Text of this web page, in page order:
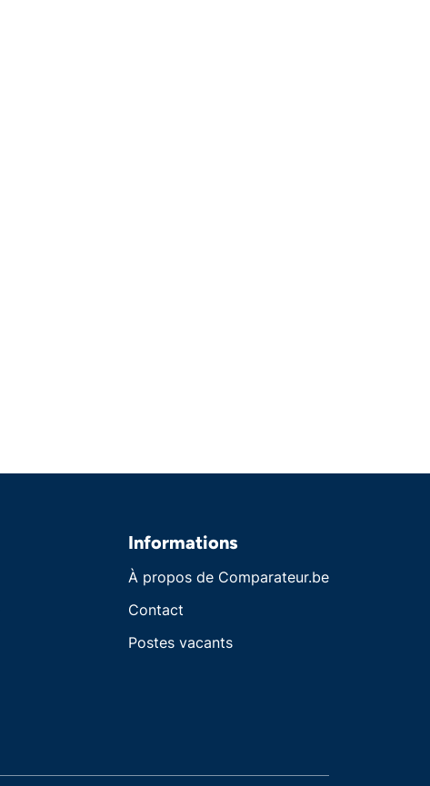
Informations
À propos de Comparateur.be
Contact
Postes vacants